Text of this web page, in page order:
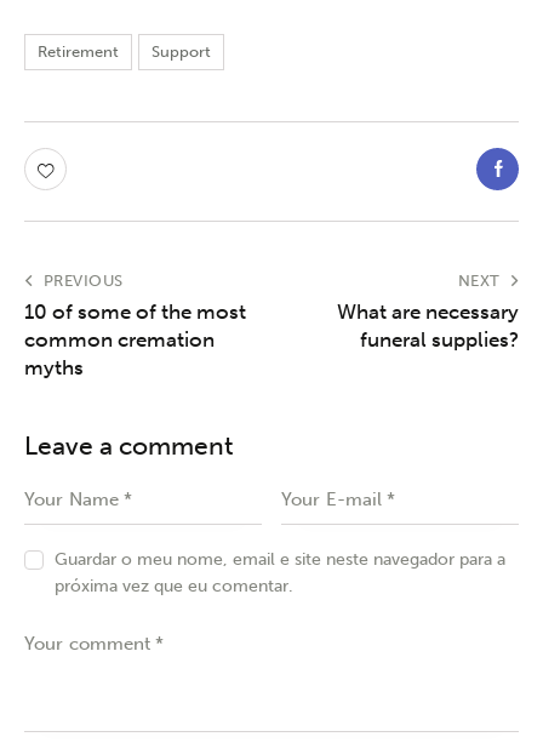
Retirement Support
PREVIOUS
10 of some of the most
common cremation
myths
NEXT
What are necessary
funeral supplies?
Leave a comment
Guardar o meu nome, email e site neste navegador para a
próxima vez que eu comentar.